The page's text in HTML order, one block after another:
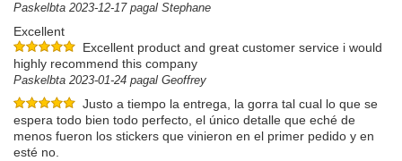
Paskelbta 2023-12-17 pagal Stephane
Excellent
Excellent product and great customer service i would
highly recommend this company
Paskelbta 2023-01-24 pagal Geoffrey
Justo a tiempo la entrega, la gorra tal cual lo que se
espera todo bien todo perfecto, el único detalle que eché de
menos fueron los stickers que vinieron en el primer pedido y en
esté no.